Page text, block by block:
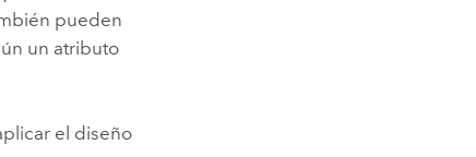
pueden
un atributo
el diseño